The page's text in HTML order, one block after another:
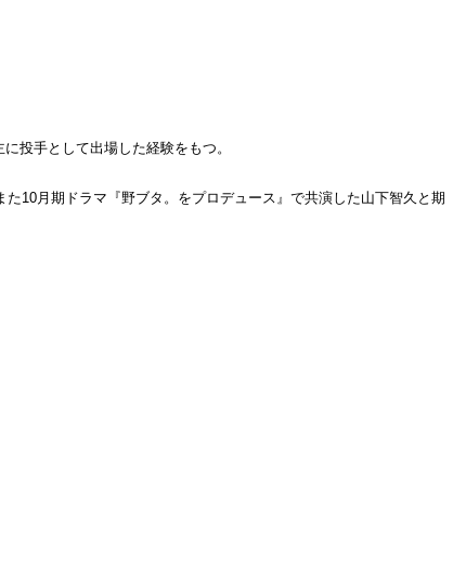
投手として出場した経験をもつ。
10月期ドラマ『野ブタ。をプロデュース』で共演した山下智久と期